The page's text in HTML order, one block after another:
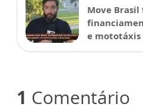
Move
e mototáxis
1 Comentário